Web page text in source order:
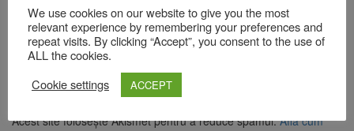
Verificare anti-robot
Click pentru a începe verificarea
Acest site folosește Akismet pentru a reduce spamul.Află cum
We use cookies on our website to give you the most
relevant experience by remembering your preferences and
repeat visits. By clicking “Accept”, you consent to the use of
ALL the cookies.
Cookie settings
ACCEPT